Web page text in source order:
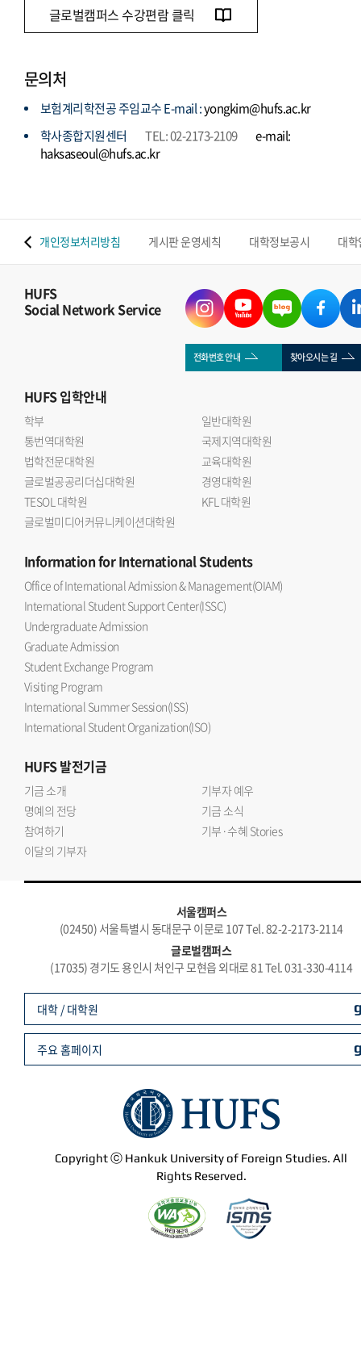
글로벌캠퍼스 수강편람 클릭
문의처
보험계리학전공 주임교수 E-mail :yongkim@hufs.ac.kr
학사종합지원센터
TEL: 02-2173-2109
e-mail:
haksaseoul@hufs.ac.kr
개인정보처리방침 게시판 운영세칙 대학정보공시 대
HUFS
Social Network Service
전화번호 안내 찾아오시는 길
HUFS입학안내
학부
일반대학원
통번역대학원
국제지역대학원
법학전문대학원
교육대학원
글로벌공공리더십대학원
경영대학원
TESOL 대학원
KFL 대학원
글로벌미디어커뮤니케이션대학원
Informationfor International Students
Office of International Admission & Management(OIAM)
International Student Support Center(ISSC)
Undergraduate Admission
Graduate Admission
Student Exchange Program
Visiting Program
International Summer Session(ISS)
International Student Organization(ISO)
HUFS발전기금
기금 소개
기부자 예우
명예의 전당
기금 소식
참여하기
기부·수혜 Stories
이달의 기부자
서울캠퍼스
(02450) 서울특별시 동대문구 이문로 107 Tel. 82-2-2173-2114
글로벌캠퍼스
(17035) 경기도 용인시 처인구 모현읍 외대로 81 Tel. 031-330-4114
Copyright ⓒ Hankuk University of Foreign Studies. All
Rights Reserved.
대학 / 대학원
주요 홈페이지